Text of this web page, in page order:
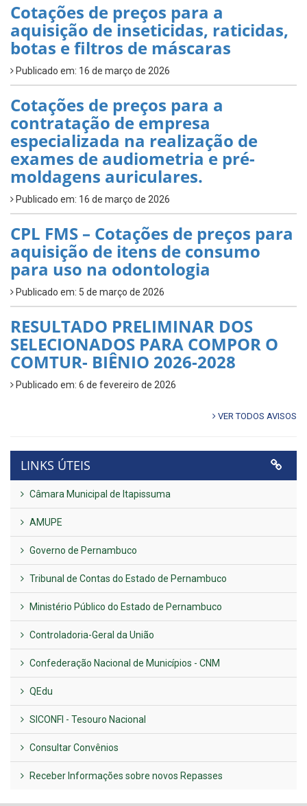
Cotações de preços para a
aquisição de inseticidas, raticidas,
botas e filtros de máscaras
Publicado em: 16 de março de 2026
Cotações de preços para a
contratação de empresa
especializada na realização de
exames de audiometria e pré-
moldagens auriculares.
Publicado em: 16 de março de 2026
CPL FMS – Cotações de preços para
aquisição de itens de consumo
para uso na odontologia
Publicado em: 5 de março de 2026
RESULTADO PRELIMINAR DOS
SELECIONADOS PARA COMPOR O
COMTUR- BIÊNIO 2026-2028
Publicado em: 6 de fevereiro de 2026
VER TODOS AVISOS
LINKS ÚTEIS
Câmara Municipal de Itapissuma
AMUPE
Governo de Pernambuco
Tribunal de Contas do Estado de Pernambuco
Ministério Público do Estado de Pernambuco
Controladoria-Geral da União
Confederação Nacional de Municípios - CNM
QEdu
SICONFI - Tesouro Nacional
Consultar Convênios
Receber Informações sobre novos Repasses